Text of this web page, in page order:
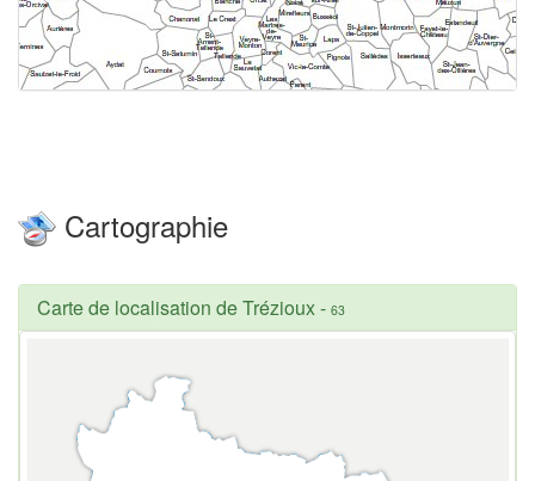
Cartographie
Carte de localisation de Trézioux- 63